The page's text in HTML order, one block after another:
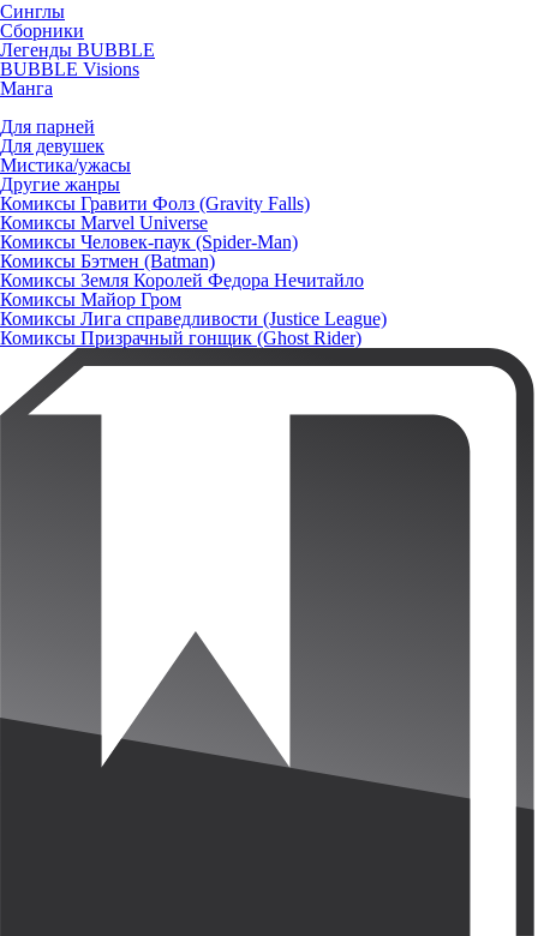
Синглы
Сборники
Легенды BUBBLE
BUBBLE Visions
Манга
Для парней
Для девушек
Мистика/ужасы
Другие жанры
Комиксы Гравити Фолз (Gravity Falls)
Комиксы Marvel Universe
Комиксы Человек-паук (Spider-Man)
Комиксы Бэтмен (Batman)
Комиксы Земля Королей Федора Нечитайло
Комиксы Майор Гром
Комиксы Лига справедливости (Justice League)
Комиксы Призрачный гонщик (Ghost Rider)